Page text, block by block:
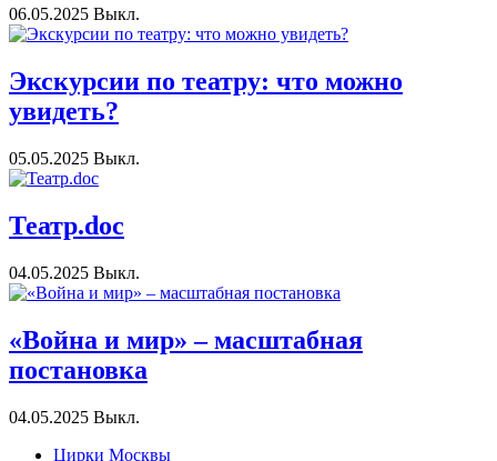
06.05.2025 Выкл.
Экскурсии по театру: что можно
увидеть?
05.05.2025 Выкл.
Театр.doc
04.05.2025 Выкл.
«Война и мир» – масштабная
постановка
04.05.2025 Выкл.
Цирки Москвы